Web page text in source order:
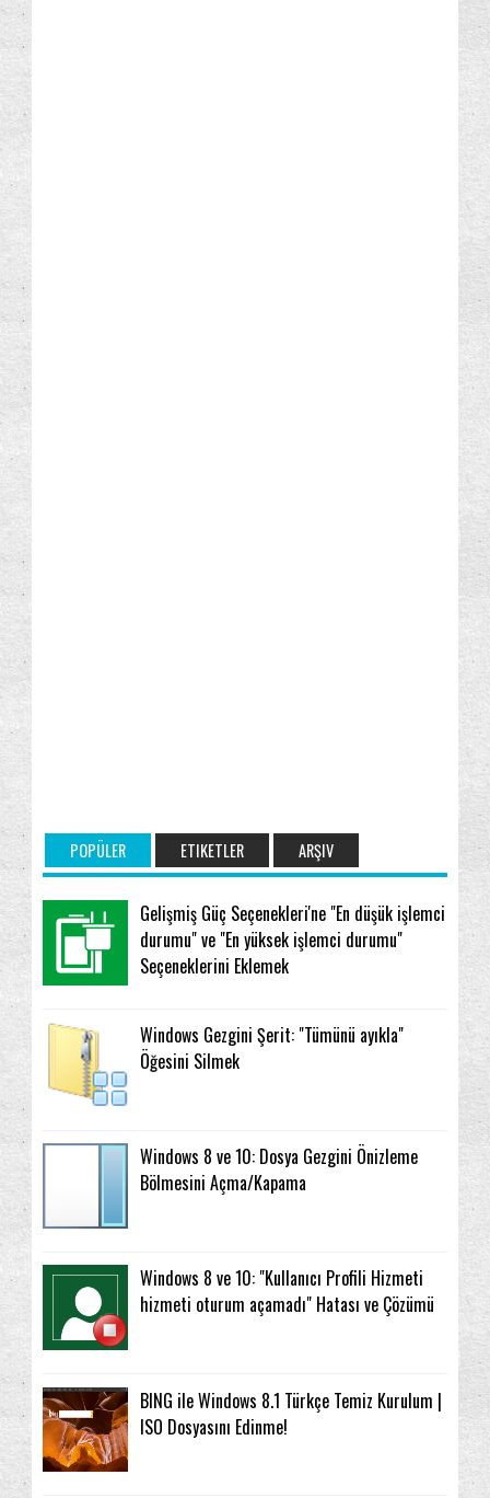
POPÜLER ETIKETLER ARŞIV
Gelişmiş Güç Seçenekleri'ne "En düşük işlemci
durumu" ve "En yüksek işlemci durumu"
Seçeneklerini Eklemek
Windows Gezgini Şerit: "Tümünü ayıkla"
Öğesini Silmek
Windows 8 ve 10: Dosya Gezgini Önizleme
Bölmesini Açma/Kapama
Windows 8 ve 10: "Kullanıcı Profili Hizmeti
hizmeti oturum açamadı" Hatası ve Çözümü
BING ile Windows 8.1 Türkçe Temiz Kurulum |
ISO Dosyasını Edinme!